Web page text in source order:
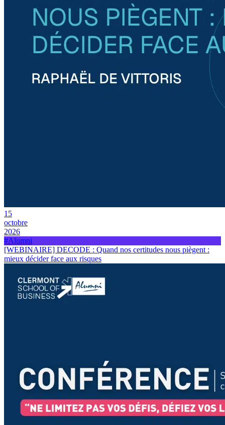
15
octobre
2026
#Alumni
[WEBINAIRE] DECODE : Quand nos certitudes nous piègent :
mieux décider face aux risques